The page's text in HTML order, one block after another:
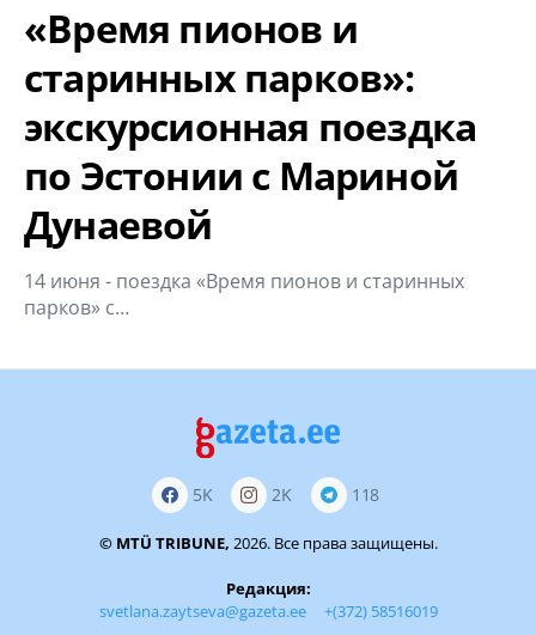
«Время пионов и
старинных парков»:
экскурсионная поездка
по Эстонии с Мариной
Дунаевой
14 июня - поездка «Время пионов и старинных
парков» с…
5K 2K 118
© MTÜ TRIBUNE, 2026. Все права защищены.
Редакция:
svetlana.zaytseva@gazeta.ee
+(372) 58516019